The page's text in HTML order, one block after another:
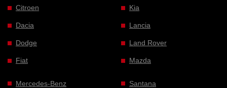
Citroen
Dacia
Dodge
Fiat
Kia
Lancia
Land Rover
Mazda
Mercedes-Benz Santana